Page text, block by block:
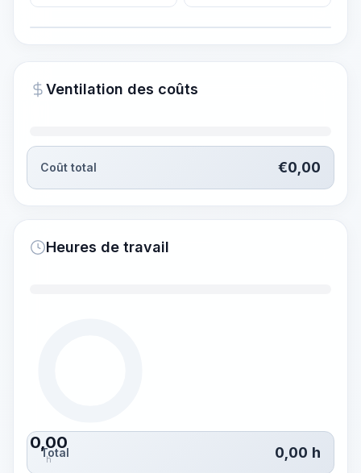
~15-30 Sek.
Ventilation des coûts
Coût total €0,00
Heures de travail
0,00
h
Total 0,00 h